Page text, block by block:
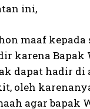
ini,
maaf kepada
karena Bapak
dapat hadir di
oleh
agar bapak